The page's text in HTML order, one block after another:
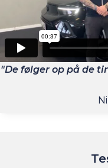
"De følger op på de